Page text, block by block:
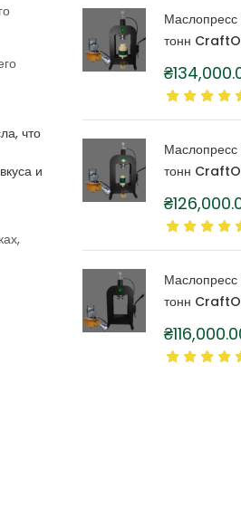
что
и
тонн
литра
₴
тонн
литра
₴
тонн
₴